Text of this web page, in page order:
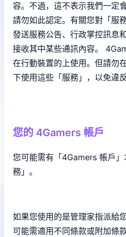
容。不過，這不表示我們一定
請勿如此認定。有關您對「服
發送服務公告、行政掌控訊息
接收其中某些通訊內容。
在行動裝置的上使用。但請勿
下使用這些「服務」，以免違
您的 4Gamers 帳戶
您可能需有「4Gamers 帳戶
務」。
如果您使用的是管理家指派給
可能需適用不同條款或附加條